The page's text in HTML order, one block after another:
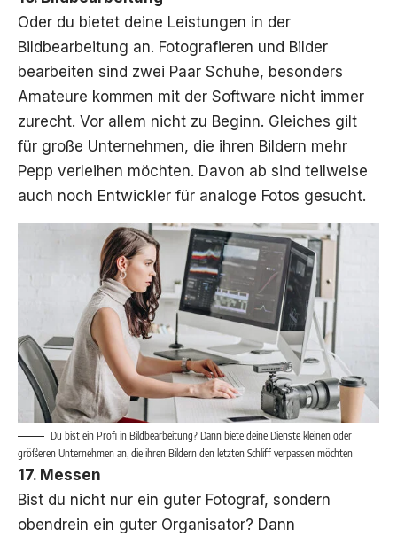
Oder du bietet deine Leistungen in der
Bildbearbeitung an. Fotografieren und Bilder
bearbeiten sind zwei Paar Schuhe, besonders
Amateure kommen mit der Software nicht immer
zurecht. Vor allem nicht zu Beginn. Gleiches gilt
für große Unternehmen, die ihren Bildern mehr
Pepp verleihen möchten. Davon ab sind teilweise
auch noch Entwickler für analoge Fotos gesucht.
Du bist ein Profi in Bildbearbeitung? Dann biete deine Dienste kleinen oder
größeren Unternehmen an, die ihren Bildern den letzten Schliff verpassen möchten
17. Messen
Bist du nicht nur ein guter Fotograf, sondern
obendrein ein guter Organisator? Dann